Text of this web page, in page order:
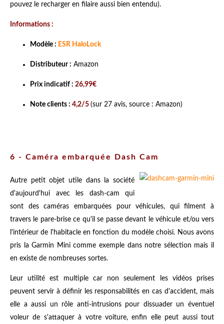
pouvez le recharger en filaire aussi bien entendu).
Informations :
Modèle : ESR HaloLock
Distributeur : Amazon
Prix indicatif : 26,99€
Note clients : 4,2/5 (sur 27 avis, source : Amazon)
6 - Caméra embarquée Dash Cam
Autre petit objet utile dans la société
d'aujourd'hui avec les dash-cam qui
sont des caméras embarquées pour véhicules, qui filment à
travers le pare-brise ce qu'il se passe devant le véhicule et/ou vers
l'intérieur de l'habitacle en fonction du modèle choisi. Nous avons
pris la Garmin Mini comme exemple dans notre sélection mais il
en existe de nombreuses sortes.
Leur utilité est multiple car non seulement les vidéos prises
peuvent servir à définir les responsabilités en cas d'accident, mais
elle a aussi un rôle anti-intrusions pour dissuader un éventuel
voleur de s'attaquer à votre voiture, enfin elle peut aussi tout